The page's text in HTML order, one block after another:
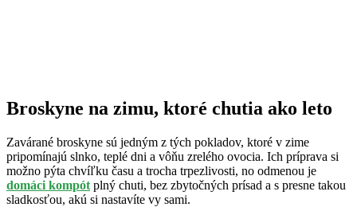
Broskyne na zimu, ktoré chutia ako leto
Zavárané broskyne sú jedným z tých pokladov, ktoré v zime
pripomínajú slnko, teplé dni a vôňu zrelého ovocia. Ich príprava si
možno pýta chvíľku času a trocha trpezlivosti, no odmenou je
domáci kompót plný chuti, bez zbytočných prísad a s presne takou
sladkosťou, akú si nastavíte vy sami.